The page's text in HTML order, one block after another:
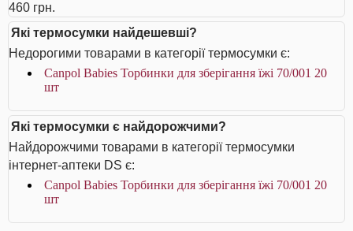
460 грн.
Які термосумки найдешевші?
Недорогими товарами в категорії термосумки є:
Canpol Babies Торбинки для зберігання їжі 70/001 20
шт
Які термосумки є найдорожчими?
Найдорожчими товарами в категорії термосумки
інтернет-аптеки DS є:
Canpol Babies Торбинки для зберігання їжі 70/001 20
шт